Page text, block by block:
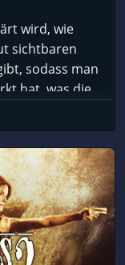
wird, wie
sichtbaren
sodass man
hat, was die
wird.
dass man
man sich